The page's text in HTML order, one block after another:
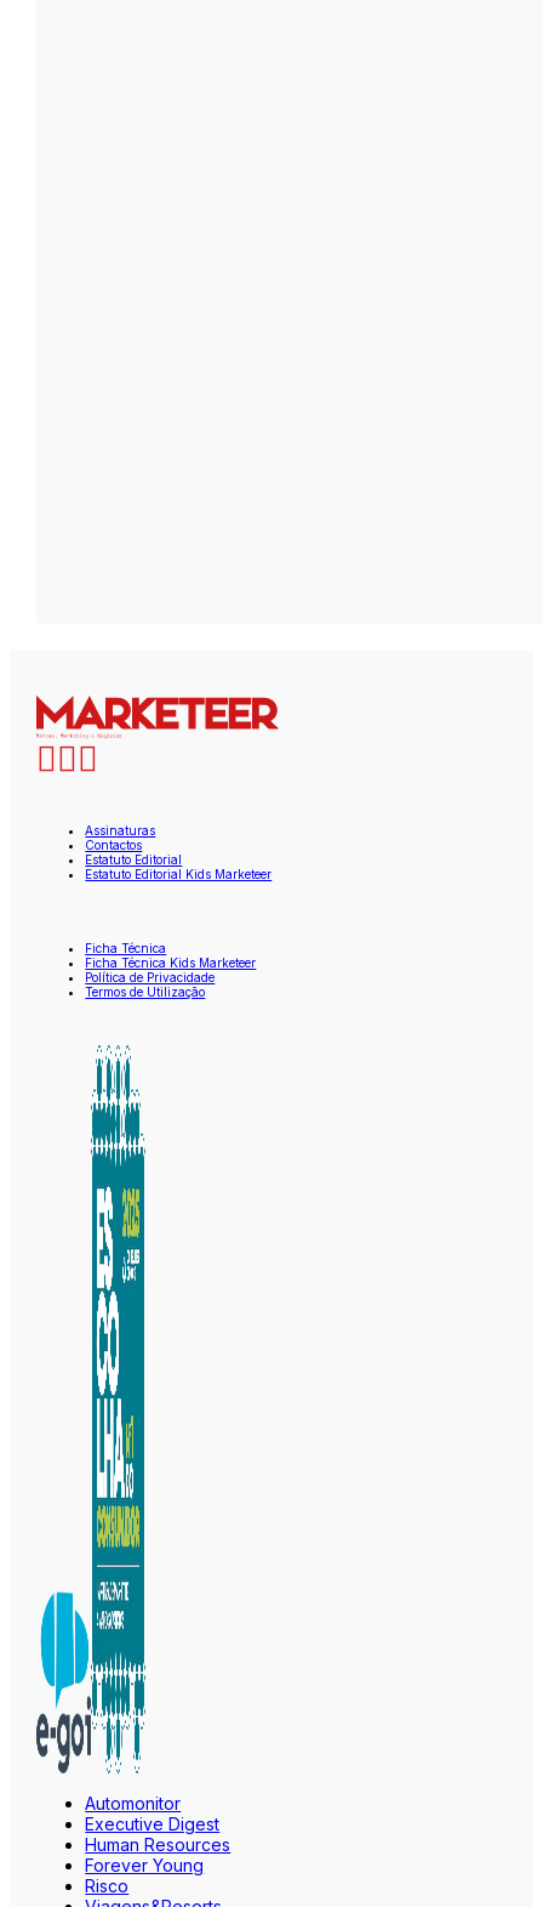
Assinaturas
Contactos
Estatuto Editorial
Estatuto Editorial Kids Marketeer
Ficha Técnica
Ficha Técnica Kids Marketeer
Política de Privacidade
Termos de Utilização
Automonitor
Executive Digest
Human Resources
Forever Young
Risco